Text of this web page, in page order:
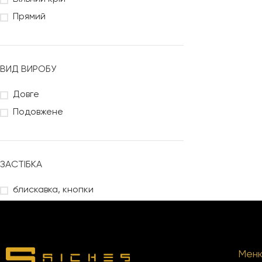
Прямий
ВИД ВИРОБУ
Довге
Подовжене
ЗАСТІБКА
блискавка, кнопки